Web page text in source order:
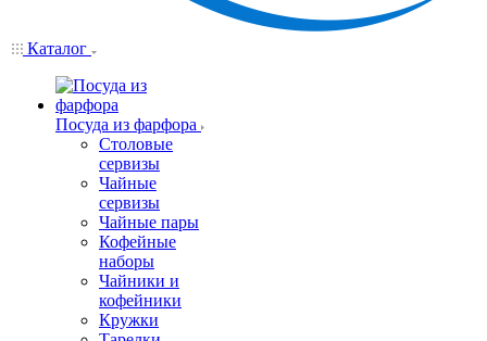
Каталог
Посуда из фарфора
Столовые
сервизы
Чайные
сервизы
Чайные пары
Кофейные
наборы
Чайники и
кофейники
Кружки